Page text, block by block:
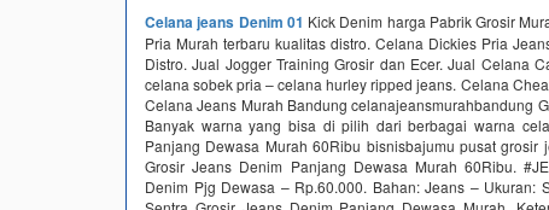
Celana jeans Denim 01 Kick Denim harga Pabrik Grosir
Pria Murah terbaru kualitas distro. Celana Dickies Pria
Distro. Jual Jogger Training Grosir dan Ecer. Jual Celana
celana sobek pria – celana hurley ripped jeans. Celana
Celana Jeans Murah Bandung celanajeansmurahbandung
Banyak warna yang bisa di pilih dari berbagai warna
Panjang Dewasa Murah 60Ribu bisnisbajumu pusat
Grosir Jeans Denim Panjang Dewasa Murah 60Ribu.
Denim Pjg Dewasa – Rp.60.000. Bahan: Jeans – Ukuran: